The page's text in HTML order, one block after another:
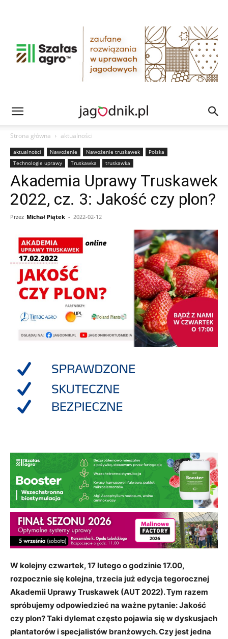
Strona główna aktualności
aktualności Nawożenie Nawożenie truskawek
Polska
Technologie uprawy
Truskawka truskawka
Akademia Uprawy Truskawek
2022, cz. 3: Jakość czy plon?
Przez Michał Piątek - 2022-02-12
W kolejny czwartek, 17 lutego o godzinie 17.00,
rozpocznie się kolejna, trzecia już edycja tegorocznej
Akademii Uprawy Truskawek (AUT 2022). Tym razem
spróbujemy odpowiedzieć na ważne pytanie: Jakość
czy plon? Taki dylemat często pojawia się w dyskusjach
plantatorów i specjalistów branżowych. Czy jest jedna